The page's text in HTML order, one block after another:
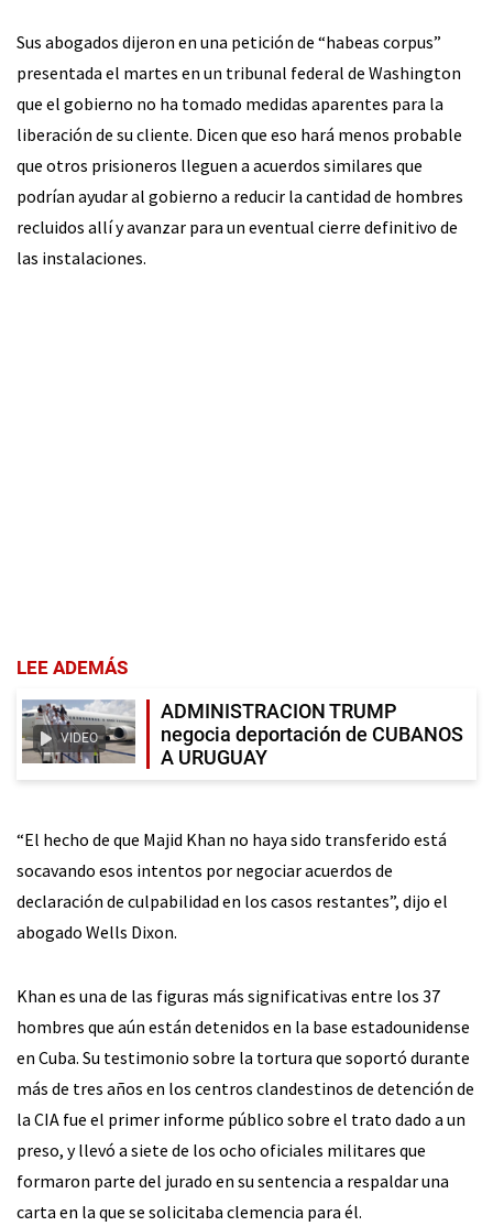
Sus abogados dijeron en una petición de “habeas corpus”
presentada el martes en un tribunal federal de Washington
que el gobierno no ha tomado medidas aparentes para la
liberación de su cliente. Dicen que eso hará menos probable
que otros prisioneros lleguen a acuerdos similares que
podrían ayudar al gobierno a reducir la cantidad de hombres
recluidos allí y avanzar para un eventual cierre definitivo de
las instalaciones.
LEE ADEMÁS
VIDEO
ADMINISTRACION TRUMP
negocia deportación de CUBANOS
A URUGUAY
“El hecho de que Majid Khan no haya sido transferido está
socavando esos intentos por negociar acuerdos de
declaración de culpabilidad en los casos restantes”, dijo el
abogado Wells Dixon.
Khan es una de las figuras más significativas entre los 37
hombres que aún están detenidos en la base estadounidense
en Cuba. Su testimonio sobre la tortura que soportó durante
más de tres años en los centros clandestinos de detención de
la CIA fue el primer informe público sobre el trato dado a un
preso, y llevó a siete de los ocho oficiales militares que
formaron parte del jurado en su sentencia a respaldar una
carta en la que se solicitaba clemencia para él.